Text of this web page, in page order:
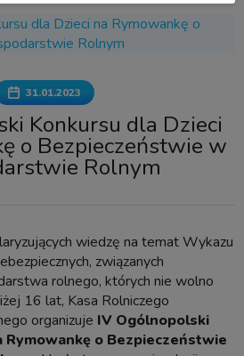
31.01.2023
Konkursu dla Dzieci
o Bezpieczeństwie w
Rolnym
wiedzę na temat Wykazu
związanych
rolnego, których nie wolno
16 lat, Kasa Rolniczego
organizuje IV Ogólnopolski
Rymowankę o Bezpieczeństwie